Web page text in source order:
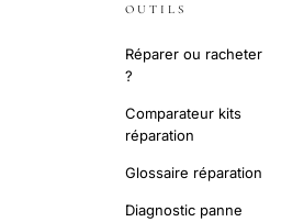
OUTILS
Réparer ou racheter
?
Comparateur kits
réparation
Glossaire réparation
Diagnostic panne